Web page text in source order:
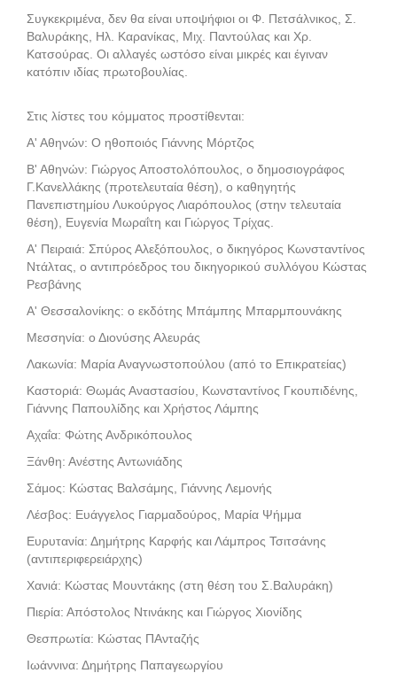
Συγκεκριμένα, δεν θα είναι υποψήφιοι οι Φ. Πετσάλνικος, Σ.
Βαλυράκης, Ηλ. Καρανίκας, Μιχ. Παντούλας και Χρ.
Κατσούρας. Οι αλλαγές ωστόσο είναι μικρές και έγιναν
κατόπιν ιδίας πρωτοβουλίας.
Στις λίστες του κόμματος προστίθενται:
Α' Αθηνών: Ο ηθοποιός Γιάννης Μόρτζος
Β' Αθηνών: Γιώργος Αποστολόπουλος, ο δημοσιογράφος
Γ.Κανελλάκης (προτελευταία θέση), ο καθηγητής
Πανεπιστημίου Λυκούργος Λιαρόπουλος (στην τελευταία
θέση), Ευγενία Μωραΐτη και Γιώργος Τρίχας.
Α' Πειραιά: Σπύρος Αλεξόπουλος, ο δικηγόρος Κωνσταντίνος
Ντάλτας, ο αντιπρόεδρος του δικηγορικού συλλόγου Κώστας
Ρεσβάνης
Α' Θεσσαλονίκης: ο εκδότης Μπάμπης Μπαρμπουνάκης
Μεσσηνία: ο Διονύσης Αλευράς
Λακωνία: Μαρία Αναγνωστοπούλου (από το Επικρατείας)
Καστοριά: Θωμάς Αναστασίου, Κωνσταντίνος Γκουπιδένης,
Γιάννης Παπουλίδης και Χρήστος Λάμπης
Αχαΐα: Φώτης Ανδρικόπουλος
Ξάνθη: Ανέστης Αντωνιάδης
Σάμος: Κώστας Βαλσάμης, Γιάννης Λεμονής
Λέσβος: Ευάγγελος Γιαρμαδούρος, Μαρία Ψήμμα
Ευρυτανία: Δημήτρης Καρφής και Λάμπρος Τσιτσάνης
(αντιπεριφερειάρχης)
Χανιά: Κώστας Μουντάκης (στη θέση του Σ.Βαλυράκη)
Πιερία: Απόστολος Ντινάκης και Γιώργος Χιονίδης
Θεσπρωτία: Κώστας ΠΑνταζής
Ιωάννινα: Δημήτρης Παπαγεωργίου